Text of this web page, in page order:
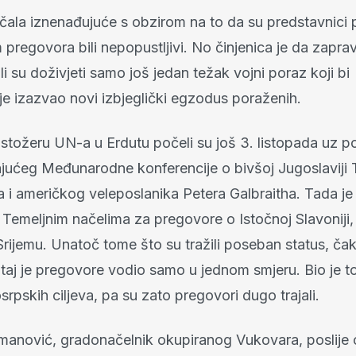
iznenađujuće s obzirom na to da su predstavnici
pregovora bili nepopustljivi. No činjenica je da
su doživjeti samo još jedan težak vojni poraz koji bi
izazvao novi izbjeglički egzodus poraženih.
UN-a u Erdutu počeli su još 3. listopada uz
Međunarodne konferencije o bivšoj Jugoslaviji
i američkog veleposlanika Petera Galbraitha. Tada
načelima za pregovore o Istočnoj
Unatoč tome što su tražili poseban status,
je pregovore vodio samo u jednom smjeru. Bio je
ciljeva, pa su zato pregovori dugo trajali.
gradonačelnik okupiranog Vukovara, poslije